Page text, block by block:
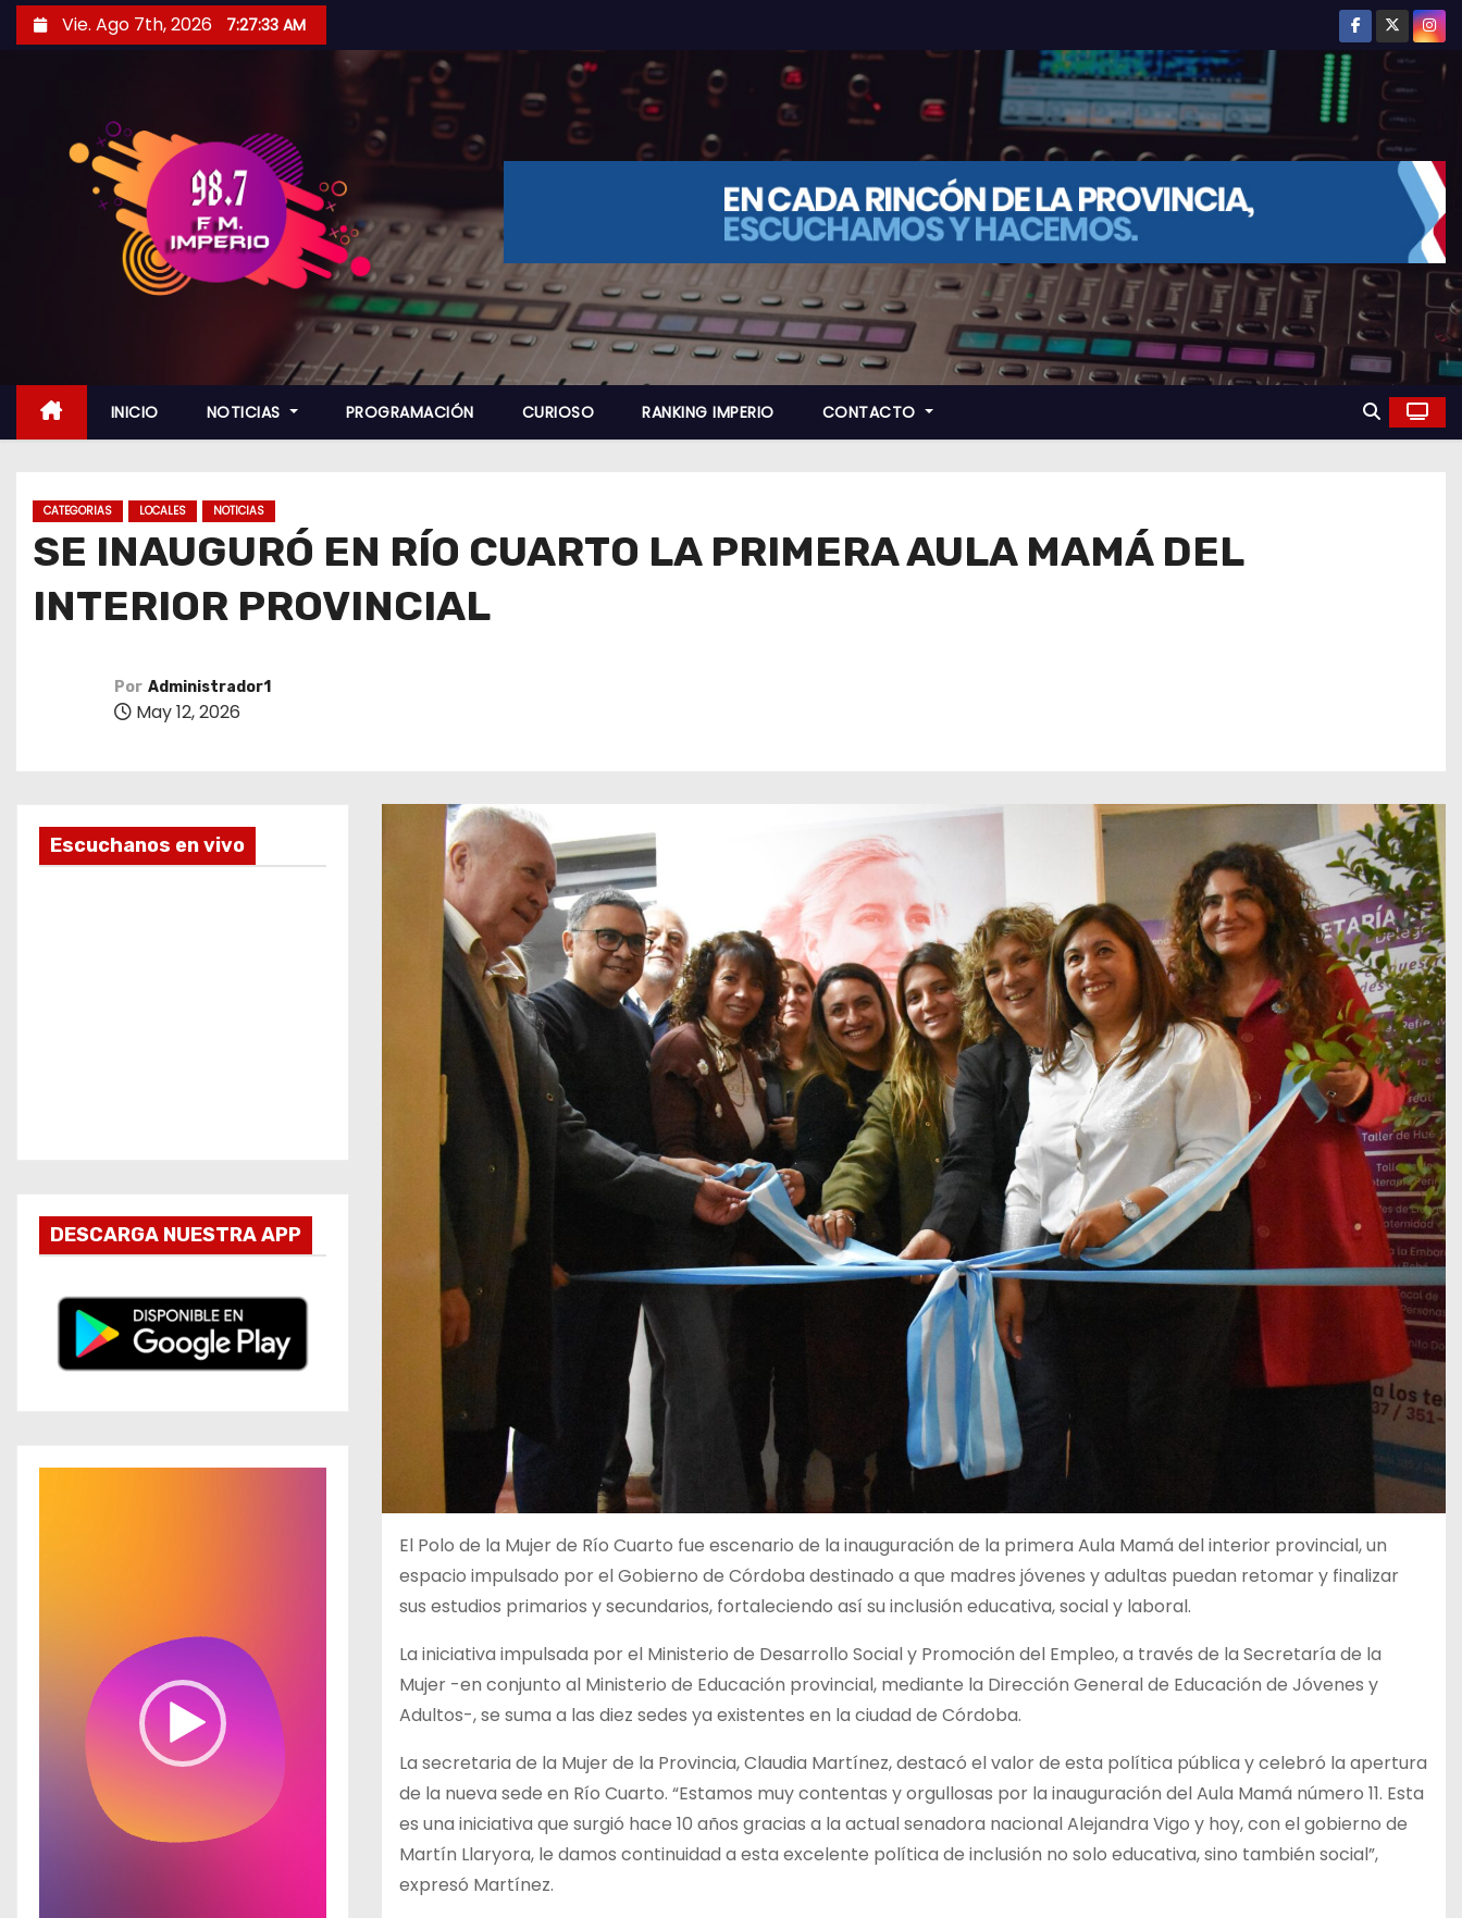
i
Vie. Ago 7th, 2026 7:27:34 AM
INICIO NOTICIAS PROGRAMACIÓN CURIOSO RANKING IMPERIO CONTACTO
CATEGORIAS LOCALES NOTICIAS
SE INAUGURÓ EN RÍO CUARTO LA PRIMERA AULA MAMÁ DEL
INTERIOR PROVINCIAL
Por Administrador1
May 12, 2026
Escuchanos en vivo
DESCARGA NUESTRA APP
El Polo de la Mujer de Río Cuarto fue escenario de la inauguración de la primera Aula Mamá del interior provincial, un
espacio impulsado por el Gobierno de Córdoba destinado a que madres jóvenes y adultas puedan retomar y finalizar
sus estudios primarios y secundarios, fortaleciendo así su inclusión educativa, social y laboral.
La iniciativa impulsada por el Ministerio de Desarrollo Social y Promoción del Empleo, a través de la Secretaría de la
Mujer -en conjunto al Ministerio de Educación provincial, mediante la Dirección General de Educación de Jóvenes y
Adultos-, se suma a las diez sedes ya existentes en la ciudad de Córdoba.
La secretaria de la Mujer de la Provincia, Claudia Martínez, destacó el valor de esta política pública y celebró la apertura
de la nueva sede en Río Cuarto. “Estamos muy contentas y orgullosas por la inauguración del Aula Mamá número 11. Esta
es una iniciativa que surgió hace 10 años gracias a la actual senadora nacional Alejandra Vigo y hoy, con el gobierno de
Martín Llaryora, le damos continuidad a esta excelente política de inclusión no solo educativa, sino también social”,
expresó Martínez.